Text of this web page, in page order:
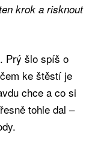
krok a risknout
Prý šlo spíš o
ke štěstí je
chce a co si
tohle dal –